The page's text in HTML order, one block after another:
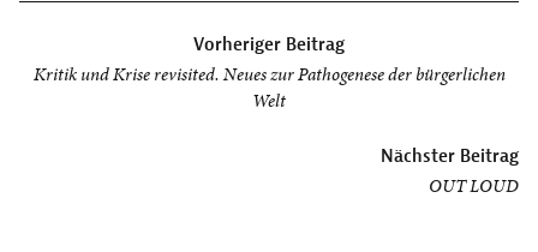
Vorheriger Beitrag
Kritik und Krise revisited. Neues zur Pathogenese der bürgerlichen
Welt
Nächster Beitrag
OUT LOUD